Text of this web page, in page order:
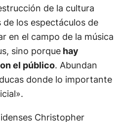
de la cultura
los espectáculos de
en el campo de la música
sino porquehay
el público. Abundan
donde lo importante